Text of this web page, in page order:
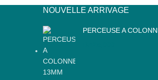
NOUVELLE ARRIVAGE
PERCEUSE A